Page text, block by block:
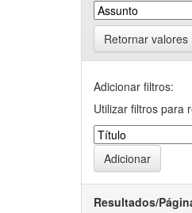
Retornar valores
Adicionar filtros:
Utilizar filtros para
Resultados/